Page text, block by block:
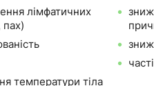
лімфатичних
пах)
температури тіла